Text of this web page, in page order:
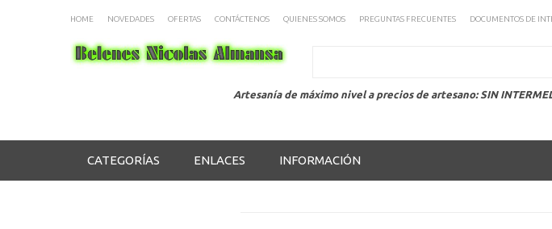
HOME NOVEDADES OFERTAS CONTÁCTENOS QUIENES SOMOS PREGUNTAS FRECUENTES DOCUMENTOS DE
Artesanía de máximo nivel a precios de artesano: SIN
CATEGORÍAS ENLACES INFORMACIÓN